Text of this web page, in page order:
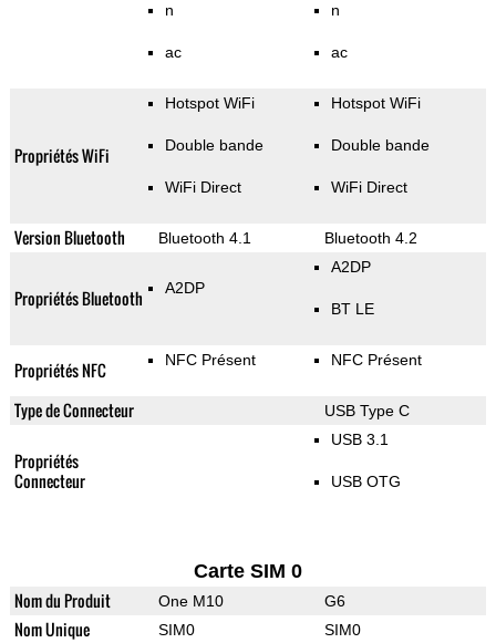
n
ac
n
ac
Propriétés WiFi
Hotspot WiFi
Double bande
WiFi Direct
Hotspot WiFi
Double bande
WiFi Direct
Version Bluetooth Bluetooth 4.1 Bluetooth 4.2
Propriétés Bluetooth A2DP
A2DP
BT LE
Propriétés NFC NFC Présent NFC Présent
Type de Connecteur USB Type C
Propriétés
Connecteur
USB 3.1
USB OTG
Carte SIM 0
Nom du Produit One M10 G6
Nom Unique SIM0 SIM0